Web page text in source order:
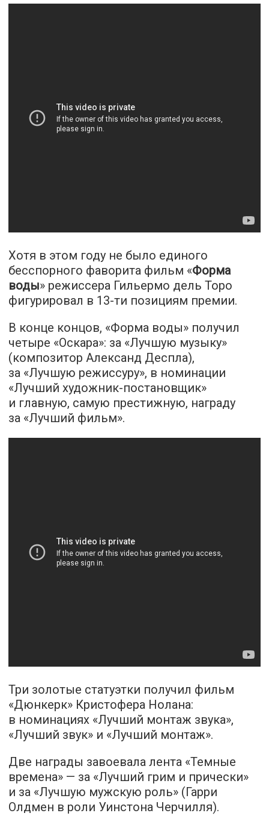
Хотя в этом году не было единого
бесспорного фаворита фильм «Форма
воды» режиссера Гильермо дель Торо
фигурировал в 13-ти позициям премии.
В конце концов, «Форма воды» получил
четыре «Оскара»: за «Лучшую музыку»
(композитор Александ Деспла),
за «Лучшую режиссуру», в номинации
«Лучший художник-постановщик»
и главную, самую престижную, награду
за «Лучший фильм».
Три золотые статуэтки получил фильм
«Дюнкерк» Кристофера Нолана:
в номинациях «Лучший монтаж звука»,
«Лучший звук» и «Лучший монтаж».
Две награды завоевала лента «Темные
времена» — за «Лучший грим и прически»
и за «Лучшую мужскую роль» (Гарри
Олдмен в роли Уинстона Черчилля).